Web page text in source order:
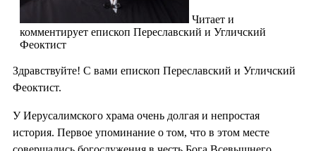
Читает и
комментирует епископ Переславский и Угличский
Феоктист
Здравствуйте! С вами епископ Переславский и Угличский
Феоктист.
У Иерусалимского храма очень долгая и непростая
история. Первое упоминание о том, что в этом месте